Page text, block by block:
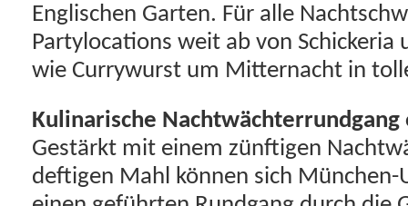
Englischen Garten. Für alle
Partylocations weit ab von Schickeria
wie Currywurst um Mitternacht in
Kulinarische
Gestärkt mit einem zünftigen
deftigen Mahl können sich